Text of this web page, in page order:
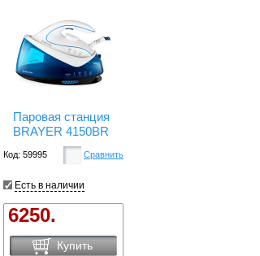
Паровая станция
BRAYER 4150BR
Код: 59995 Сравнить
Есть в наличии
6250.
Купить